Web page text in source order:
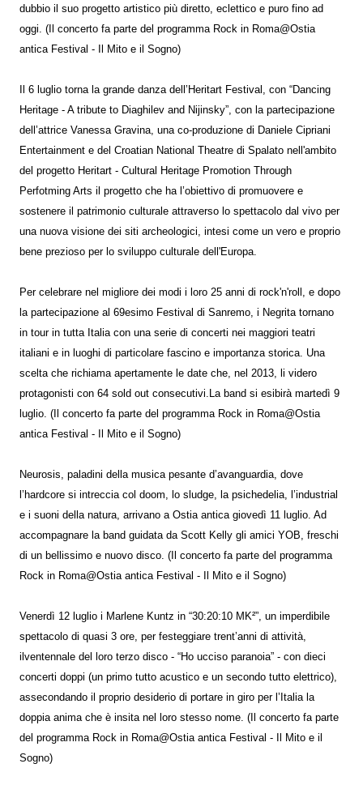
dubbio il suo progetto artistico più diretto, eclettico e puro fino ad
oggi. (Il concerto fa parte del programma Rock in Roma@Ostia
antica Festival - Il Mito e il Sogno)
Il 6 luglio torna la grande danza dell’Heritart Festival, con “Dancing
Heritage - A tribute to Diaghilev and Nijinsky”, con la partecipazione
dell’attrice Vanessa Gravina, una co-produzione di Daniele Cipriani
Entertainment e del Croatian National Theatre di Spalato nell'ambito
del progetto Heritart - Cultural Heritage Promotion Through
Perfotming Arts il progetto che ha l’obiettivo di promuovere e
sostenere il patrimonio culturale attraverso lo spettacolo dal vivo per
una nuova visione dei siti archeologici, intesi come un vero e proprio
bene prezioso per lo sviluppo culturale dell'Europa.
Per celebrare nel migliore dei modi i loro 25 anni di rock'n'roll, e dopo
la partecipazione al 69esimo Festival di Sanremo, i Negrita tornano
in tour in tutta Italia con una serie di concerti nei maggiori teatri
italiani e in luoghi di particolare fascino e importanza storica. Una
scelta che richiama apertamente le date che, nel 2013, li videro
protagonisti con 64 sold out consecutivi.La band si esibirà martedì 9
luglio. (Il concerto fa parte del programma Rock in Roma@Ostia
antica Festival - Il Mito e il Sogno)
Neurosis, paladini della musica pesante d’avanguardia, dove
l’hardcore si intreccia col doom, lo sludge, la psichedelia, l’industrial
e i suoni della natura, arrivano a Ostia antica giovedì 11 luglio. Ad
accompagnare la band guidata da Scott Kelly gli amici YOB, freschi
di un bellissimo e nuovo disco. (Il concerto fa parte del programma
Rock in Roma@Ostia antica Festival - Il Mito e il Sogno)
Venerdì 12 luglio i Marlene Kuntz in “30:20:10 MK²”, un imperdibile
spettacolo di quasi 3 ore, per festeggiare trent’anni di attività,
ilventennale del loro terzo disco - “Ho ucciso paranoia” - con dieci
concerti doppi (un primo tutto acustico e un secondo tutto elettrico),
assecondando il proprio desiderio di portare in giro per l’Italia la
doppia anima che è insita nel loro stesso nome. (Il concerto fa parte
del programma Rock in Roma@Ostia antica Festival - Il Mito e il
Sogno)